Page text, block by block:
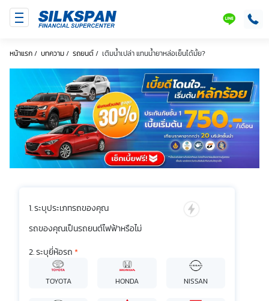
หน้าแรก/ บทความ/ รถยนต์/ เติมน้ำเปล่า แทนน้ำยาหล่อเย็นได้มั้ย?
ระบุประเภทรถของคุณ
รถของคุณเป็นรถยนต์ไฟฟ้าหรือไม่
ระบุยี่ห้อรถ *
TOYOTA HONDA NISSAN